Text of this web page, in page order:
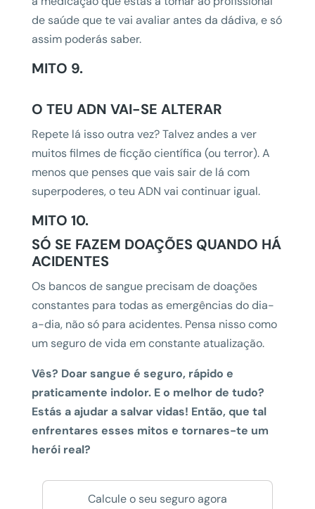
de saúde que te vai avaliar antes da dádiva, e só
assim poderás saber.
MITO 9.
O TEU ADN VAI-SE ALTERAR
Repete lá isso outra vez? Talvez andes a ver
muitos filmes de ficção científica (ou terror). A
menos que penses que vais sair de lá com
superpoderes, o teu ADN vai continuar igual.
MITO 10.
SÓ SE FAZEM DOAÇÕES QUANDO HÁ
ACIDENTES
Os bancos de sangue precisam de doações
constantes para todas as emergências do dia-
a-dia, não só para acidentes. Pensa nisso como
um seguro de vida em constante atualização.
Vês? Doar sangue é seguro, rápido e
praticamente indolor. E o melhor de tudo?
Estás a ajudar a salvar vidas! Então, que tal
enfrentares esses mitos e tornares-te um
herói real?
Calcule o seu seguro agora